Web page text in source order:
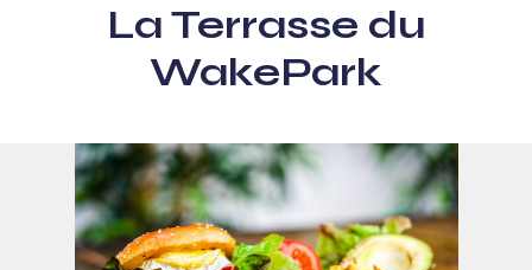
souvenirs
La Terrasse du
WakePark